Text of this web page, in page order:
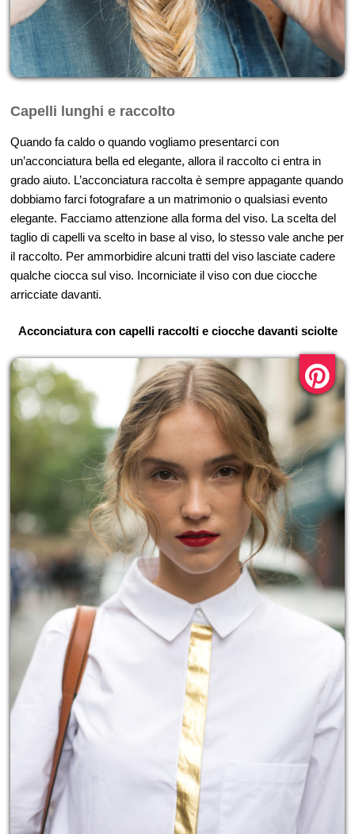
Capelli lunghi e raccolto
Quando fa caldo o quando vogliamo presentarci con
un’acconciatura bella ed elegante, allora il raccolto ci entra in
grado aiuto. L’acconciatura raccolta è sempre appagante quando
dobbiamo farci fotografare a un matrimonio o qualsiasi evento
elegante. Facciamo attenzione alla forma del viso. La scelta del
taglio di capelli va scelto in base al viso, lo stesso vale anche per
il raccolto. Per ammorbidire alcuni tratti del viso lasciate cadere
qualche ciocca sul viso. Incorniciate il viso con due ciocche
arricciate davanti.
Acconciatura con capelli raccolti e ciocche davanti sciolte